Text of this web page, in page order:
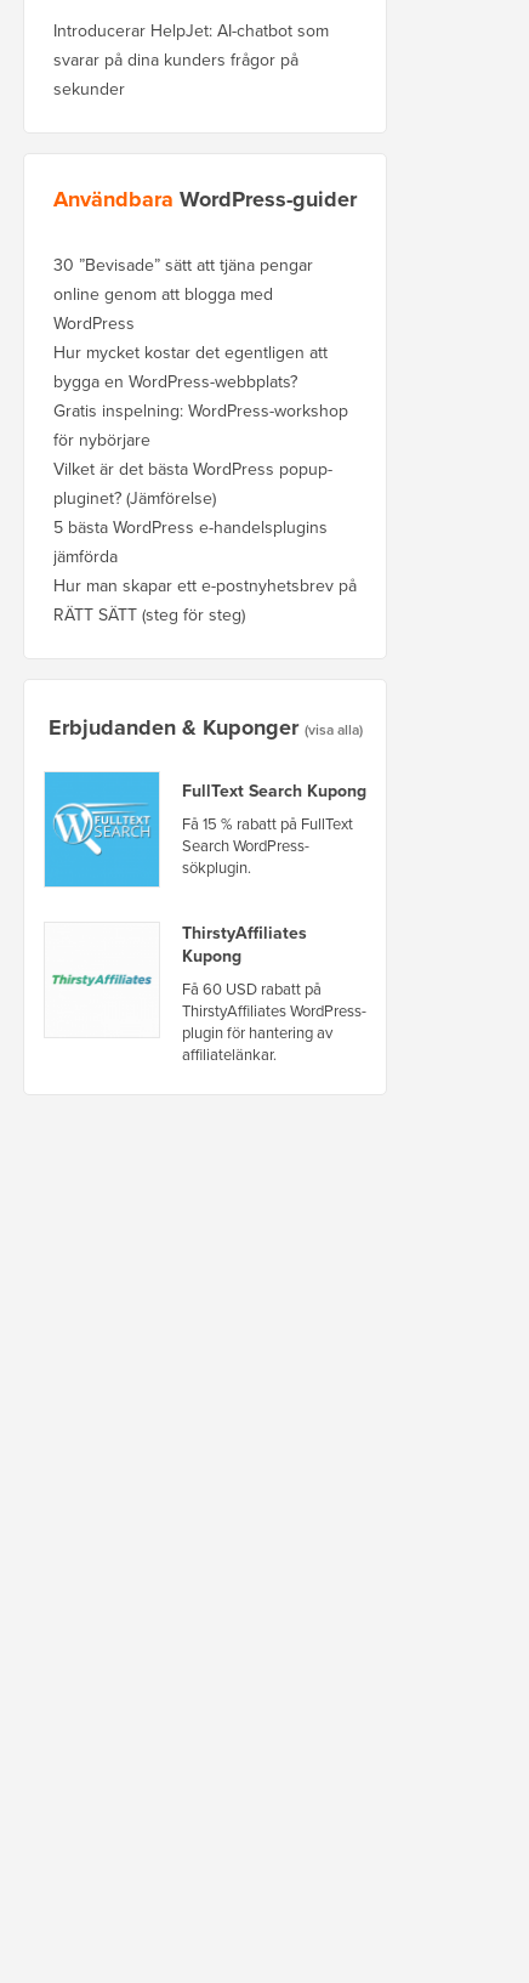
Introducerar HelpJet: AI-chatbot som
svarar på dina kunders frågor på
sekunder
Användbara WordPress-guider
30 ”Bevisade” sätt att tjäna pengar
online genom att blogga med
WordPress
Hur mycket kostar det egentligen att
bygga en WordPress-webbplats?
Gratis inspelning: WordPress-workshop
för nybörjare
Vilket är det bästa WordPress popup-
pluginet? (Jämförelse)
5 bästa WordPress e-handelsplugins
jämförda
Hur man skapar ett e-postnyhetsbrev på
RÄTT SÄTT (steg för steg)
Erbjudanden & Kuponger (visa alla)
FullText Search Kupong
Få 15 % rabatt på FullText
Search WordPress-
sökplugin.
ThirstyAffiliates
Kupong
Få 60 USD rabatt på
ThirstyAffiliates WordPress-
plugin för hantering av
affiliatelänkar.